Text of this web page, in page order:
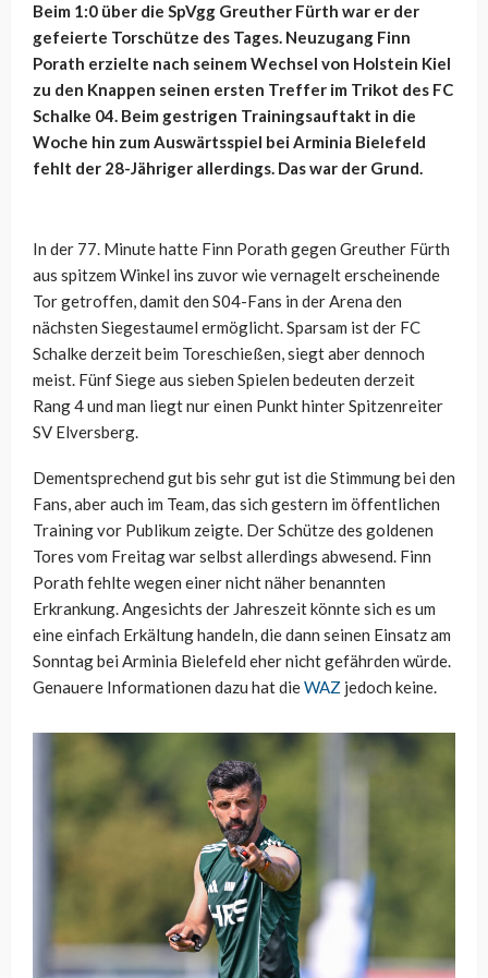
Beim 1:0 über die SpVgg Greuther Fürth war er der
gefeierte Torschütze des Tages. Neuzugang Finn
Porath erzielte nach seinem Wechsel von Holstein Kiel
zu den Knappen seinen ersten Treffer im Trikot des FC
Schalke 04. Beim gestrigen Trainingsauftakt in die
Woche hin zum Auswärtsspiel bei Arminia Bielefeld
fehlt der 28-Jähriger allerdings. Das war der Grund.
In der 77. Minute hatte Finn Porath gegen Greuther Fürth
aus spitzem Winkel ins zuvor wie vernagelt erscheinende
Tor getroffen, damit den S04-Fans in der Arena den
nächsten Siegestaumel ermöglicht. Sparsam ist der FC
Schalke derzeit beim Toreschießen, siegt aber dennoch
meist. Fünf Siege aus sieben Spielen bedeuten derzeit
Rang 4 und man liegt nur einen Punkt hinter Spitzenreiter
SV Elversberg.
Dementsprechend gut bis sehr gut ist die Stimmung bei den
Fans, aber auch im Team, das sich gestern im öffentlichen
Training vor Publikum zeigte. Der Schütze des goldenen
Tores vom Freitag war selbst allerdings abwesend. Finn
Porath fehlte wegen einer nicht näher benannten
Erkrankung. Angesichts der Jahreszeit könnte sich es um
eine einfach Erkältung handeln, die dann seinen Einsatz am
Sonntag bei Arminia Bielefeld eher nicht gefährden würde.
Genauere Informationen dazu hat dieWAZ jedoch keine.